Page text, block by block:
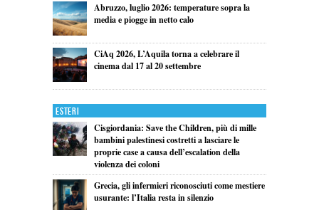
Abruzzo, luglio 2026: temperature sopra la
media e piogge in netto calo
CiAq 2026, L’Aquila torna a celebrare il
cinema dal 17 al 20 settembre
Esteri
Cisgiordania: Save the Children, più di mille
bambini palestinesi costretti a lasciare le
proprie case a causa dell’escalation della
violenza dei coloni
Grecia, gli infermieri riconosciuti come mestiere
usurante: l’Italia resta in silenzio